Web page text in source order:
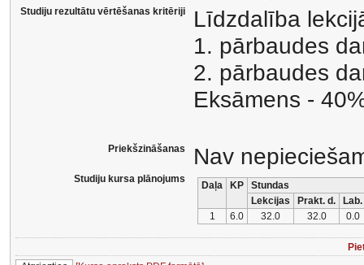
Studiju rezultātu vērtēšanas kritēriji
Līdzdalība
1. pārbaudes
2. pārbaudes
Eksāmens -
Priekšzināšanas Nav
Studiju kursa plānojums
Daļa KP
Stundas
Lekcijas
Prakt. d.
Lab.
1
6.0 32.0 32.0 0.0